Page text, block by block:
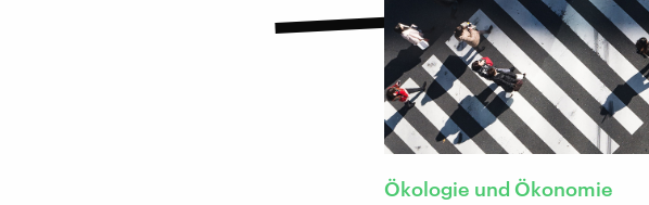
Ökologie und Ökonomie